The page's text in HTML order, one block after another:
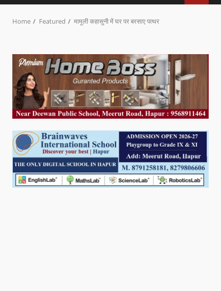
Home Featured मामूली कहासुनी में घर पर बरसाए पत्थर